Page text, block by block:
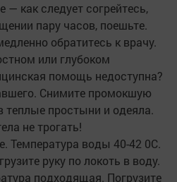
— как следует согрейтесь,
пару часов, поешьте.
обратитесь к врачу.
или глубоком
помощь недоступна?
Снимите промокшую
теплые простыни и одеяла.
не трогать!
Температура воды 40-42 0С.
руку по локоть в воду.
подходящая. Погрузите